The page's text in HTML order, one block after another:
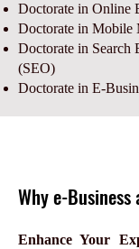
Doctorate in Online
Doctorate in Mobile
Doctorate in Search
(SEO)
Doctorate in E-
Why e-
Enhance Your